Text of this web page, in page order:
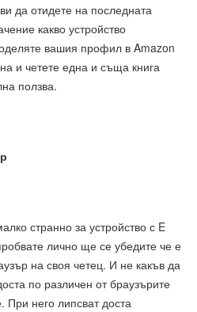
да отидете на последната
какво устройство
вашия профил в Amazon
и четете една и съща книга
ползва.
странно за устройство с E
лично ще се убедите че е
на своя четец. И не какъв да
по различен от браузърите
При него липсват доста